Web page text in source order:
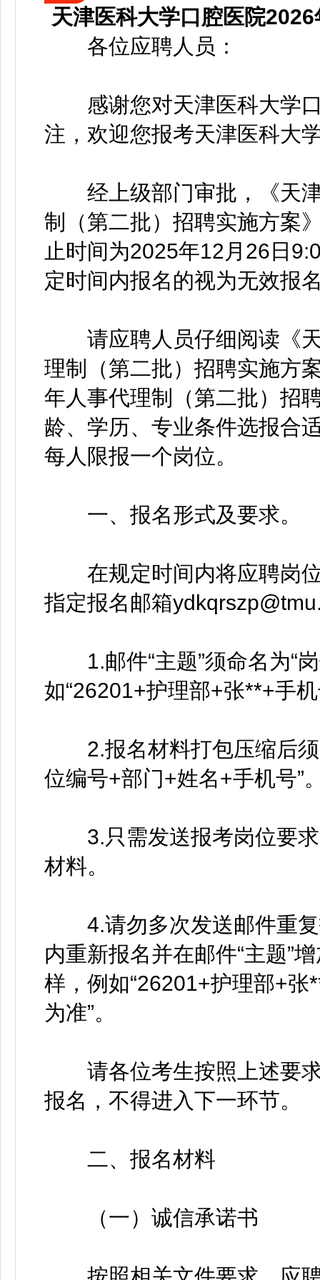
天津医科大学口腔医院
各位应聘人员：
感谢您对天津医科大学口
注，欢迎您报考天津医科大
经上级部门审批，《天津
制（第二批）招聘实施方案
止时间为2025年12月26日
定时间内报名的视为无效报
请应聘人员仔细阅读《天
理制（第二批）招聘实施方
年人事代理制（第二批）招
龄、学历、专业条件选报合
每人限报一个岗位。
一、报名形式及要求。
在规定时间内将应聘岗位
指定报名邮箱
1.邮件“主题”须命名为“岗
如“26201+护理部+张**+手机
2.报名材料打包压缩后须
位编号+部门+姓名+手机号”
3.只需发送报考岗位要求
材料。
4.请勿多次发送邮件重复
内重新报名并在邮件“主题”
样，例如“26201+护理部+
为准”。
请各位考生按照上述要求
报名，不得进入下一环节。
二、报名材料
（一）诚信承诺书